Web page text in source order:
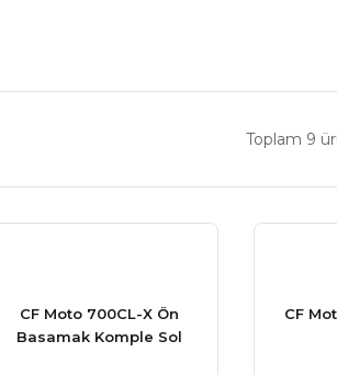
Toplam 9
CF Moto 700CL-X Ön
Basamak Komple Sol
CF